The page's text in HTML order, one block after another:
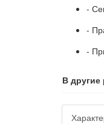
-
-
-
В